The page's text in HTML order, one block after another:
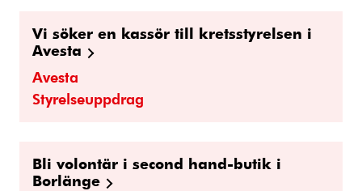
Vi söker en kassör till kretsstyrelsen i
Avesta
Avesta
Styrelseuppdrag
Bli volontär i second hand-butik i
Borlänge